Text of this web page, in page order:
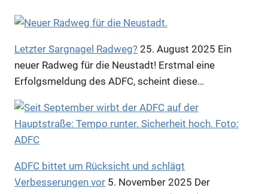
Letzter Sargnagel Radweg? 25. August 2025 Ein
neuer Radweg für die Neustadt! Erstmal eine
Erfolgsmeldung des ADFC, scheint diese…
ADFC bittet um Rücksicht und schlägt
Verbesserungen vor 5. November 2025 Der